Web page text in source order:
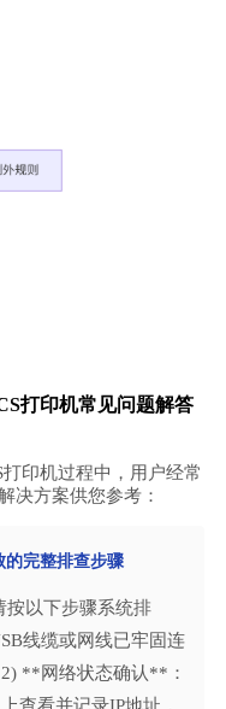
打印机常见问题解答
打印机过程中，用户经常
决方案供您参考：
的完整排查步骤
按以下步骤系统排
线缆或网线已牢固连
**网络状态确认**：